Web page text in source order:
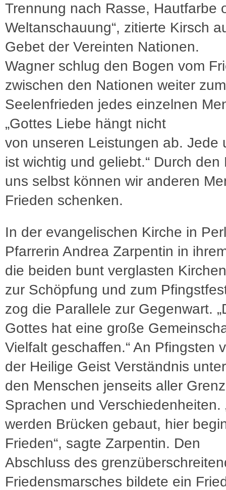
Trennung nach Rasse, Hautfarbe
Weltanschauung“, zitierte Kirsch
Gebet der Vereinten Nationen.
Wagner schlug den Bogen vom
zwischen den Nationen weiter zum
Seelenfrieden jedes einzelnen
„Gottes Liebe hängt nicht
von unseren Leistungen ab. Jede
ist wichtig und geliebt.“ Durch den
uns selbst können wir anderen
Frieden schenken.
In der evangelischen Kirche in
Pfarrerin Andrea Zarpentin in
die beiden bunt verglasten
zur Schöpfung und zum
zog die Parallele zur Gegenwart.
Gottes hat eine große
Vielfalt geschaffen.“ An Pfingsten
der Heilige Geist Verständnis unter
den Menschen jenseits aller
Sprachen und Verschiedenheiten.
werden Brücken gebaut, hier
Frieden“, sagte Zarpentin. Den
Abschluss des
Friedensmarsches bildete ein